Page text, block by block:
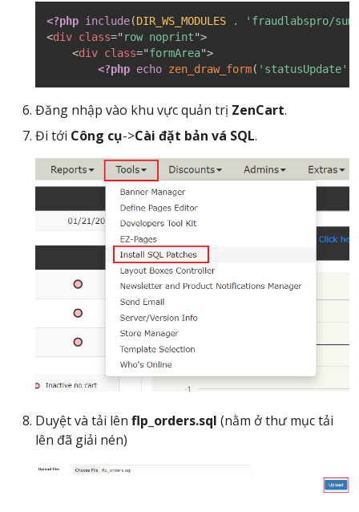
<?php include(DIR_WS_MODULES .
'fraudlabspro/
<div class=" row noprint">
<div class="formArea">
<?php echo zen_draw_form( 'statusUpdate'
Đăng nhập vào khu vực quản trị ZenCart.
Đi tới Công cụ->Cài đặt bản vá SQL.
Duyệt và tải lên flp_orders.sql (nằm ở thư mục tải
lên đã giải nén)